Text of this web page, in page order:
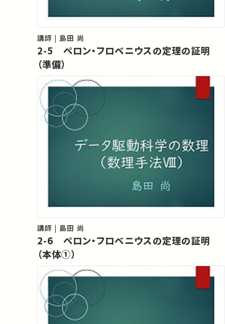
講師 | 島田 尚
2-5 ペロン・フロベニウスの定理の証明
（準備）
講師 | 島田 尚
2-6 ペロン・フロベニウスの定理の証明
（本体①）